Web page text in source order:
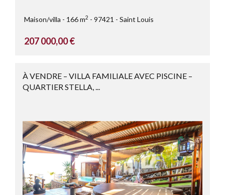
Maison/villa 166 m2 97421 Saint Louis
207 000,00 €
À VENDRE – VILLA FAMILIALE AVEC PISCINE –
QUARTIER STELLA, ...